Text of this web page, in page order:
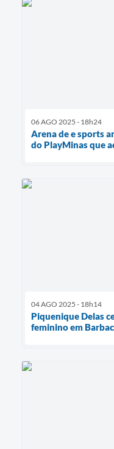
06 AGO 2025 - 18h24
Arena de e sports
do PlayMinas que
04 AGO 2025 - 18h14
Piquenique Delas
feminino em